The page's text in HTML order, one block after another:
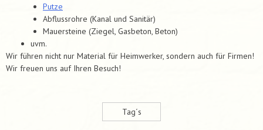
Putze
Abflussrohre (Kanal und Sanitär)
Mauersteine (Ziegel, Gasbeton, Beton)
uvm.
Wir führen nicht nur Material für Heimwerker, sondern auch für Firmen!
Wir freuen uns auf Ihren Besuch!
Tag´s